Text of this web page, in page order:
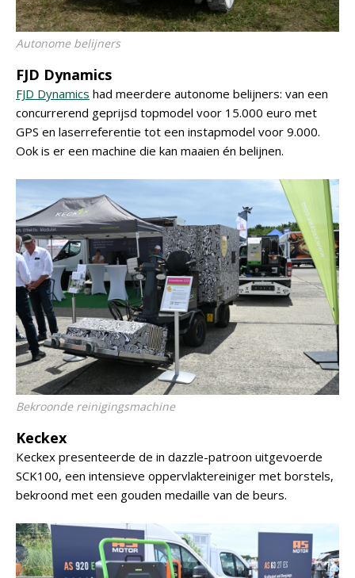
Autonome belijners
FJD Dynamics
FJD Dynamics had meerdere autonome belijners: van een
concurrerend geprijsd topmodel voor 15.000 euro met
GPS en laserreferentie tot een instapmodel voor 9.000.
Ook is er een machine die kan maaien én belijnen.
Bekroonde reinigingsmachine
Keckex
Keckex presenteerde de in dazzle-patroon uitgevoerde
SCK100, een intensieve oppervlaktereiniger met borstels,
bekroond met een gouden medaille van de beurs.